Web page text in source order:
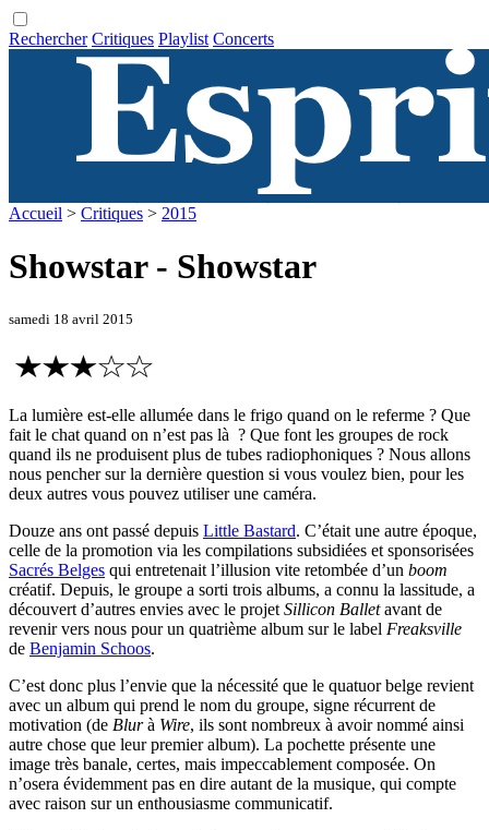
Rechercher Critiques Playlist Concerts
Accueil > Critiques > 2015
Showstar - Showstar
samedi 18 avril 2015
La lumière est-elle allumée dans le frigo quand on le referme ? Que
fait le chat quand on n’est pas là ? Que font les groupes de rock
quand ils ne produisent plus de tubes radiophoniques ? Nous allons
nous pencher sur la dernière question si vous voulez bien, pour les
deux autres vous pouvez utiliser une caméra.
Douze ans ont passé depuis Little Bastard. C’était une autre époque,
celle de la promotion via les compilations subsidiées et sponsorisées
Sacrés Belges qui entretenait l’illusion vite retombée d’un boom
créatif. Depuis, le groupe a sorti trois albums, a connu la lassitude, a
découvert d’autres envies avec le projet Sillicon Balletavant de
revenir vers nous pour un quatrième album sur le label Freaksville
de Benjamin Schoos.
C’est donc plus l’envie que la nécessité que le quatuor belge revient
avec un album qui prend le nom du groupe, signe récurrent de
motivation (de Blurà Wire, ils sont nombreux à avoir nommé ainsi
autre chose que leur premier album). La pochette présente une
image très banale, certes, mais impeccablement composée. On
n’osera évidemment pas en dire autant de la musique, qui compte
avec raison sur un enthousiasme communicatif.